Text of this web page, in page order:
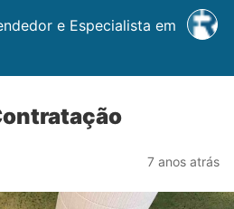
e Especialista em
7 anos atrás